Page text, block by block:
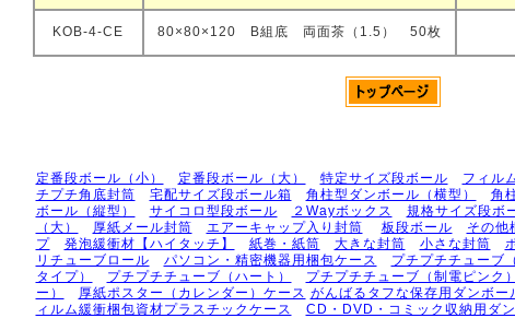
KOB-4-CE 80×80×120 B組底 両面茶（1.5） 50枚
定番段ボール（小） 定番段ボール（大） 特定サイズ段ボール フィル
チプチ角底封筒
宅配サイズ段ボール箱 角柱型ダンボール（横型） 角
ボール（縦型）
サイコロ型段ボール ２Wayボックス 規格サイズ段ボ
（大）
厚紙メール封筒 エアーキャップ入り封筒 板段ボール その他
プ
発泡緩衝材【ハイタッチ】 紙巻・紙筒 大きな封筒 小さな封筒
リチューブロール
パソコン・精密機器用梱包ケース プチプチチューブ
タイプ）
プチプチチューブ（ハート） プチプチチューブ（制電ピンク）
ー）
厚紙ポスター（カレンダー）ケース がんばるタフな保存用ダンボー
ィルム緩衝梱包資材プラスチックケース
CD・DVD・コミック収納用ダ